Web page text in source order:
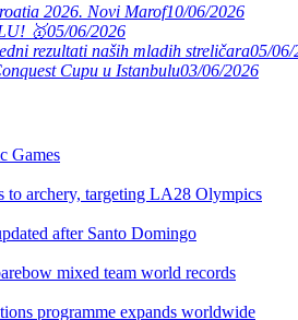
2026. Novi Marof10/06/2026
🥇05/06/2026
rezultati naših mladih streličara05/06/
Cupu u Istanbulu03/06/2026
Games
to archery, targeting LA28 Olympics
after Santo Domingo
mixed team world records
programme expands worldwide